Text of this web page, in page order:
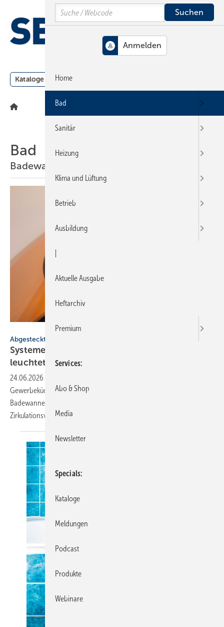
Hauptinhalt
Hauptmenü
SiteSearch
Kataloge Meldungen
Bad
Badewanne
Glassdesign
Abgesteckt
Systeme für SHK-Profis: frei ­auf­stell­bar, be­
leuch­tet,
in­stal­lier­fer­tig
24.06.2026
Gewerbeküchen, modulare Kältemaschinen und Wärmepumpen,
Badewanne aus Mineralwerkstoff, Messkasten mit
Zirkulationsventil.
Search
Home
Bad
Sanitär
Heizung
Klima und Lüftung
Betrieb
Ausbildung
Aktuelle Ausgabe
Heftarchiv
Premium
Services
Abo & Shop
Media
Newsletter
Specials
Kataloge
Meldungen
Podcast
Produkte
Webinare